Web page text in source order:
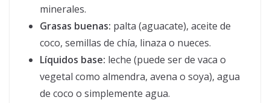
minerales.
Grasas buenas: palta (aguacate), aceite de
coco, semillas de chía, linaza o nueces.
Líquidos base: leche (puede ser de vaca o
vegetal como almendra, avena o soya), agua
de coco o simplemente agua.